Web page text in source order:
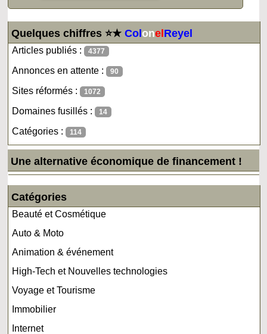
Quelques chiffres ⭐★ColonelReyel
Articles publiés : 4377
Annonces en attente : 90
Sites réformés : 1072
Domaines fusillés : 14
Catégories : 114
Une alternative économique de financement !
Catégories
Beauté et Cosmétique
Auto & Moto
Animation & événement
High-Tech et Nouvelles technologies
Voyage et Tourisme
Immobilier
Internet